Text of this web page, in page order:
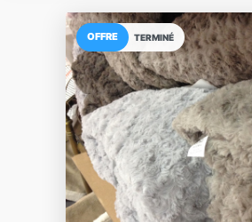
TERMINÉ
OFFRE